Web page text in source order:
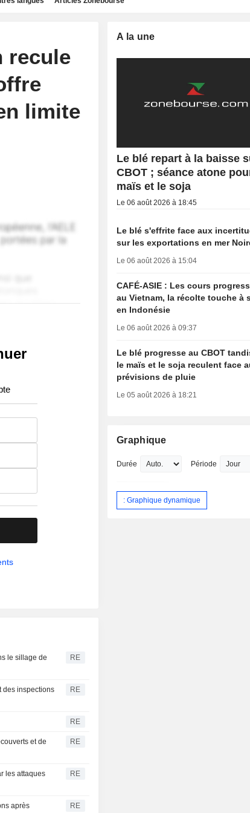
recule
limite
le sillage de
RE
des inspections
RE
RE
et de
RE
les attaques
RE
après RE
A la une
Le blé repart à la baisse
CBOT ; séance atone
maïs et le soja
Le 06 août 2026 à 18:45
Le blé s'effrite face aux
sur les exportations en mer
Le 06 août 2026 à 15:04
CAFÉ-ASIE : Les cours
au Vietnam, la récolte touche à
en Indonésie
Le 06 août 2026 à 09:37
Le blé progresse au CBOT
le maïs et le soja reculent face
prévisions de pluie
Le 05 août 2026 à 18:21
Graphique
Durée Période
: Graphique dynamique